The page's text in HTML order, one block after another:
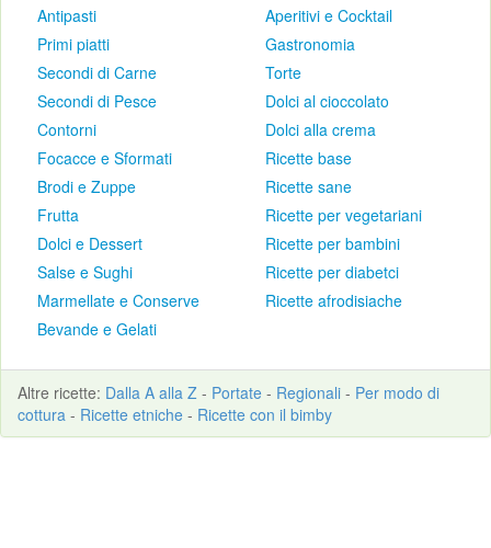
Antipasti
Primi piatti
Secondi di Carne
Secondi di Pesce
Contorni
Focacce e Sformati
Brodi e Zuppe
Frutta
Dolci e Dessert
Salse e Sughi
Marmellate e Conserve
Bevande e Gelati
Aperitivi e Cocktail
Gastronomia
Torte
Dolci al cioccolato
Dolci alla crema
Ricette base
Ricette sane
Ricette per vegetariani
Ricette per bambini
Ricette per diabetci
Ricette afrodisiache
Altre ricette: Dalla A alla Z - Portate - Regionali - Per modo di
cottura - Ricette etniche - Ricette con il bimby